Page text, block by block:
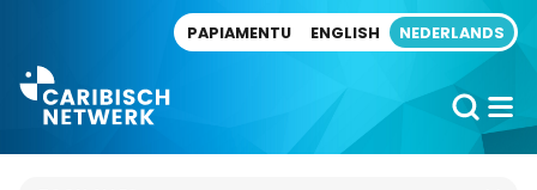
PAPIAMENTU ENGLISH NEDERLANDS